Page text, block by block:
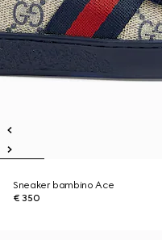
Sneaker bambino Ace
€ 350